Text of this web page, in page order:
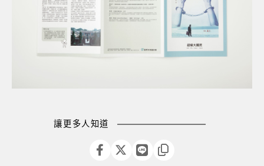
讓更多人知道